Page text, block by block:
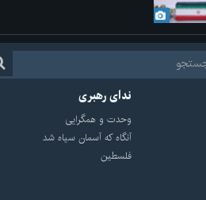
ندای رهبری
وحدت و همگرایی
آنگاه که آسمان سیاه شد
فلسطین